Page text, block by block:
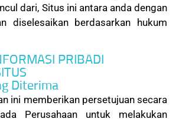
dari, Situs ini antara anda dengan
diselesaikan berdasarkan hukum
PRIBADI
Diterima
ini memberikan persetujuan secara
Perusahaan untuk melakukan